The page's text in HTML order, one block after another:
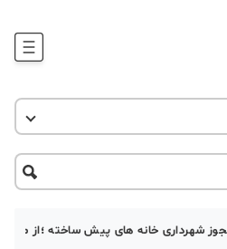
آموزش املاک
حقوقی
آکادمی
شهرداری خانه های پیش ساخته ؛از مراحل